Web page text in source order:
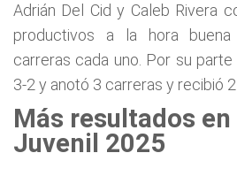
Adrián Del Cid y Caleb Rivera
productivos a la hora
carreras cada uno. Por su
3-2 y anotó 3 carreras y recibió
Más resultados en
Juvenil 2025